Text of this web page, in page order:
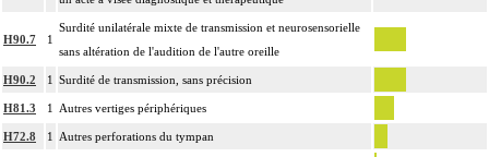
H90.7 1
Surdité unilatérale mixte de transmission et neurosensorielle
sans altération de l'audition de l'autre oreille
H90.2 1 Surdité de transmission, sans précision
H81.3 1 Autres vertiges périphériques
H72.8 1 Autres perforations du tympan